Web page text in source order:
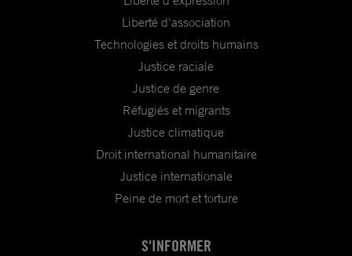
Liberté d'association
Technologies et droits humains
Justice raciale
Justice de genre
Réfugiés et migrants
Justice climatique
Droit international humanitaire
Justice internationale
Peine de mort et torture
S'INFORMER